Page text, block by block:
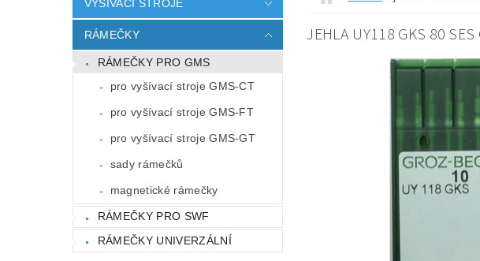
HOT-FIX APLIKACE ZAKÁZKOVÁ VÝROBA, SLUŽBY
CENÍK DOPRAVY (NÁKLADŮ EXPEDICE) PLATNÝ OD 6. 5.2024
ZÁSADY OCHRANY OSOBNÍCH ÚDAJŮ
VYŠÍVACÍ STROJE
RÁMEČKY
RÁMEČKY PRO GMS
pro vyšívací stroje GMS-CT
pro vyšívací stroje GMS-FT
pro vyšívací stroje GMS-GT
sady rámečků
magnetické rámečky
RÁMEČKY PRO SWF
RÁMEČKY UNIVERZÁLNÍ
JEHLA UY118 GKS 80